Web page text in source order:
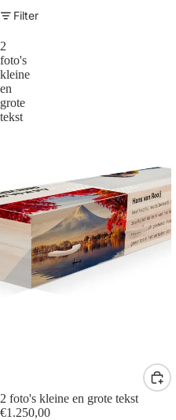
Filter
2
foto's
kleine
en
grote
tekst
2 foto's kleine en grote tekst
€1.250,00